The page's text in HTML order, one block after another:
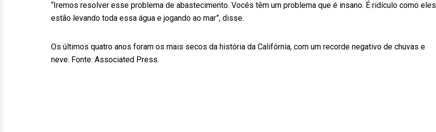
“Iremos resolver esse problema de abastecimento. Vocês têm um problema que é insano. É ridículo como eles
estão levando toda essa água e jogando ao mar”, disse.
Os últimos quatro anos foram os mais secos da história da Califórnia, com um recorde negativo de chuvas e
neve. Fonte: Associated Press.